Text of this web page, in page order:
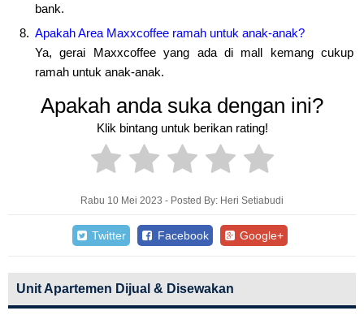
bank.
Apakah Area Maxxcoffee ramah untuk anak-anak?
Ya, gerai Maxxcoffee yang ada di mall kemang cukup
ramah untuk anak-anak.
Apakah anda suka dengan ini?
Klik bintang untuk berikan rating!
Rabu 10 Mei 2023 - Posted By: Heri Setiabudi
Twitter Facebook Google+
Unit Apartemen Dijual & Disewakan